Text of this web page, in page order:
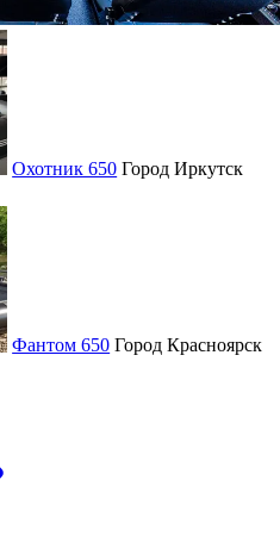
Охотник 650 ГородИркутск
Фантом 650 ГородКрасноярск